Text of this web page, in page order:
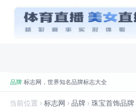
品牌 标志网，世界知名品牌标志大全
折腾标志网全新改版 提升体验和视觉优化
当前位置 › 标志网 › 品牌 › 珠宝首饰品牌